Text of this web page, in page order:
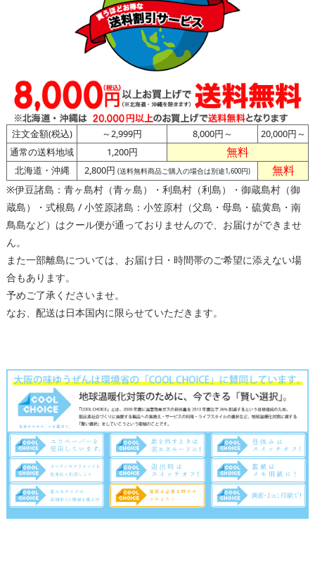
注文金額(税込) ～2,999円 8,000円～
20,000円～
通常の送料地域
1,200円 無料
北海道・沖縄 2,800円 (送料無料商品ご購入の場合は別途1,600円) 無料
※伊豆諸島：青ヶ島村（青ヶ島）・利島村（利島）・御蔵島村（御
蔵島）・式根島 / 小笠原諸島：小笠原村（父島・母島・硫黄島・南
鳥島など）はクール便が通っておりませんので、お届けができませ
ん。
また一部離島については、お届け日・時間帯のご希望に添えない場
合もあります。
予めご了承くださいませ。
なお、配送は日本国内に限らせていただきます。